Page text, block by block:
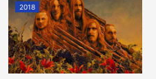
2018